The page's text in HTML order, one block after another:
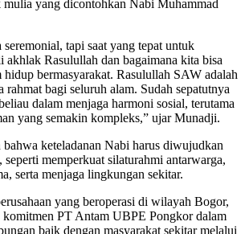
yang dicontohkan Nabi Muhammad
tapi saat yang tepat untuk
akhlak Rasulullah dan bagaimana kita bisa
hidup bermasyarakat. Rasulullah SAW adalah
rahmat bagi seluruh alam. Sudah sepatutnya
dalam menjaga harmoni sosial, terutama
yang semakin kompleks,” ujar Munadji.
keteladanan Nabi harus diwujudkan
seperti memperkuat silaturahmi antarwarga,
serta menjaga lingkungan sekitar.
yang beroperasi di wilayah Bogor,
komitmen PT Antam UBPE Pongkor dalam
baik dengan masyarakat sekitar melalui